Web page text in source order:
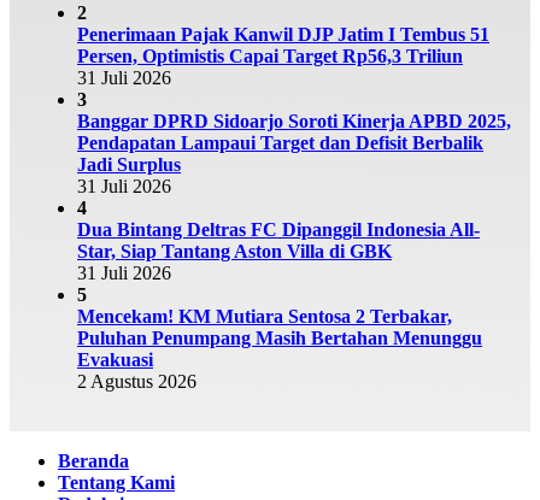
2
Penerimaan Pajak Kanwil DJP Jatim I Tembus 51
Persen, Optimistis Capai Target Rp56,3 Triliun
31 Juli 2026
3
Banggar DPRD Sidoarjo Soroti Kinerja APBD 2025,
Pendapatan Lampaui Target dan Defisit Berbalik
Jadi Surplus
31 Juli 2026
4
Dua Bintang Deltras FC Dipanggil Indonesia All-
Star, Siap Tantang Aston Villa di GBK
31 Juli 2026
5
Mencekam! KM Mutiara Sentosa 2 Terbakar,
Puluhan Penumpang Masih Bertahan Menunggu
Evakuasi
2 Agustus 2026
Beranda
Tentang Kami